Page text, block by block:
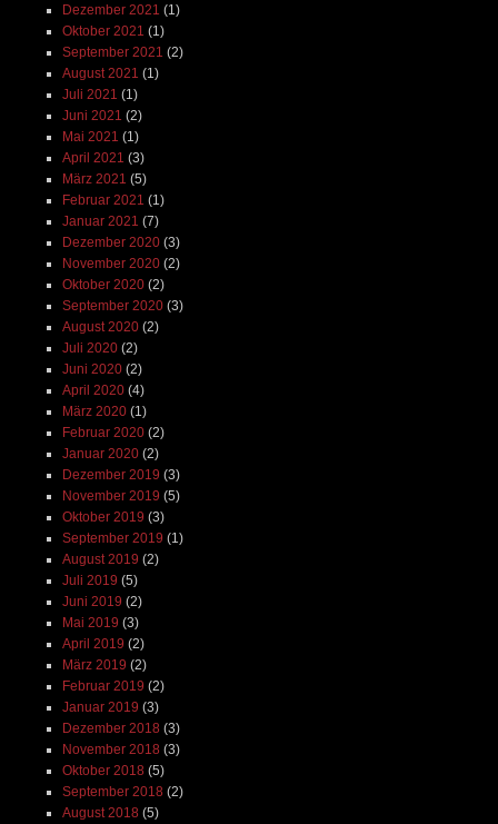
Januar 2019(3)
Dezember 2018(3)
November 2018(3)
Oktober 2018(5)
September 2018
August 2018(5)
Juli 2018(3)
Juni 2018(4)
Mai 2018(4)
April 2018(3)
März 2018(5)
Februar 2018(4)
Januar 2018(4)
Dezember 2017(2)
November 2017(4)
Oktober 2017(4)
September 2017
August 2017(4)
Juli 2017(3)
Juni 2017(4)
Mai 2017(6)
April 2017(6)
März 2017 (6)
Februar 2017(6)
Januar 2017(4)
Dezember 2016(6)
November 2016
Oktober 2016
September 2016
August 2016(3)
Juli 2016(7)
Juni 2016(7)
Mai 2016(5)
April 2016(6)
März 2016 (7)
Februar 2016(7)
Januar 2016(2)
Dezember 2015(5)
November 2015